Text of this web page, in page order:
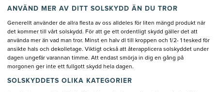
ANVÄND MER AV DITT SOLSKYDD ÄN DU TROR
Generellt använder de allra flesta av oss alldeles för liten mängd produkt när
det kommer till vårt solskydd. För att ge ett ordentligt skydd gäller det att
använda mer än vad man tror. Minst en halv dl till kroppen och 1/2- 1 tesked för
ansikte hals och dekolletage. Viktigt också att återapplicera solskyddet under
dagen ungefär varannan timme. Att endast smörja in dig en gång på
morgonen ger inte ett fullgott skydd hela dagen.
SOLSKYDDETS OLIKA KATEGORIER